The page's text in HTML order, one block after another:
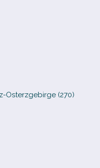
​Osterzgebirge (270)